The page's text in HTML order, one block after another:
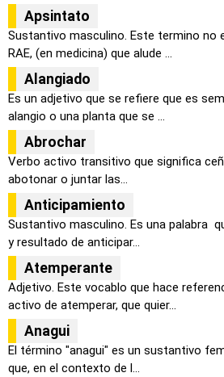
Apsintato
Sustantivo masculino. Este termino no
RAE, (en medicina) que alude ...
Alangiado
Es un adjetivo que se refiere que es
alangio o una planta que se ...
Abrochar
Verbo activo transitivo que significa
abotonar o juntar las...
Anticipamiento
Sustantivo masculino. Es una palabra
y resultado de anticipar...
Atemperante
Adjetivo. Este vocablo que hace
activo de atemperar, que quier...
Anagui
El término "anagui" es un sustantivo
que, en el contexto de l...